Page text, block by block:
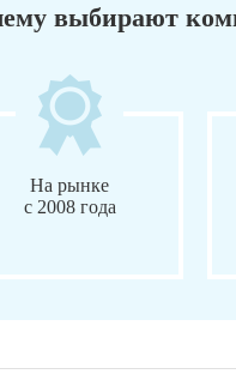
выбирают
На рынке
с 2008 года